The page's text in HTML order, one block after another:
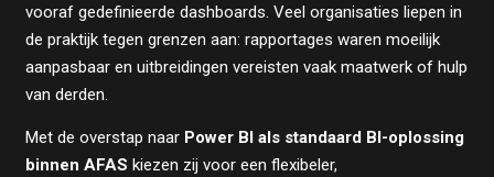
vooraf gedefinieerde dashboards. Veel organisaties liepen in
de praktijk tegen grenzen aan: rapportages waren moeilijk
aanpasbaar en uitbreidingen vereisten vaak maatwerk of hulp
van derden.
Met de overstap naar Power BI als standaard BI-oplossing
binnen AFAS kiezen zij voor een flexibeler,